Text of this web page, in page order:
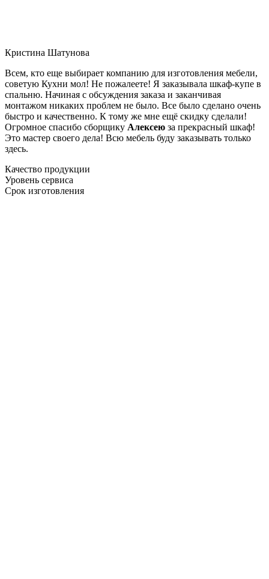
Кристина Шатунова
Всем, кто еще выбирает компанию для изготовления мебели,
советую Кухни мол! Не пожалеете! Я заказывала шкаф-купе в
спальню. Начиная с обсуждения заказа и заканчивая
монтажом никаких проблем не было. Все было сделано очень
быстро и качественно. К тому же мне ещё скидку сделали!
Огромное спасибо сборщику Алексею за прекрасный шкаф!
Это мастер своего дела! Всю мебель буду заказывать только
здесь.
Качество продукции
Уровень сервиса
Срок изготовления